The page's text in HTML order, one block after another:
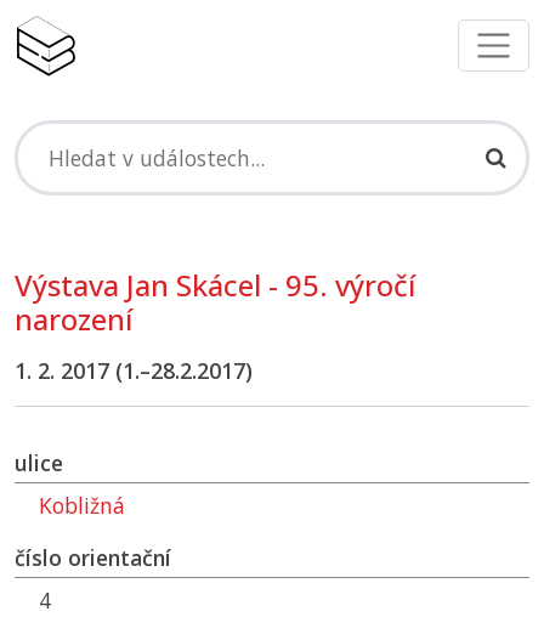
Výstava Jan Skácel - 95. výročí
narození
1. 2. 2017 (1.–28.2.2017)
ulice
Kobližná
číslo orientační
4